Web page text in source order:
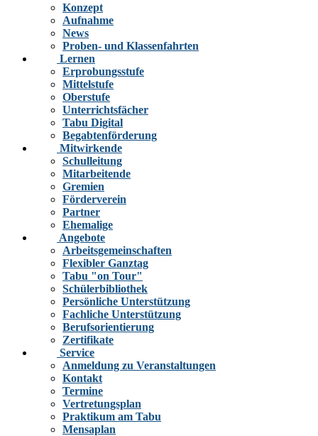
Konzept
Aufnahme
News
Proben- und Klassenfahrten
Lernen
Erprobungsstufe
Mittelstufe
Oberstufe
Unterrichtsfächer
Tabu Digital
Begabtenförderung
Mitwirkende
Schulleitung
Mitarbeitende
Gremien
Förderverein
Partner
Ehemalige
Angebote
Arbeitsgemeinschaften
Flexibler Ganztag
Tabu "on Tour"
Schülerbibliothek
Persönliche Unterstützung
Fachliche Unterstützung
Berufsorientierung
Zertifikate
Service
Anmeldung zu Veranstaltungen
Kontakt
Termine
Vertretungsplan
Praktikum am Tabu
Mensaplan